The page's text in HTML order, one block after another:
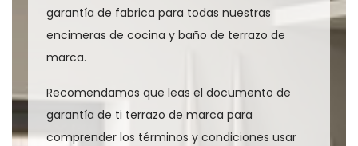
garantía de fabrica para todas nuestras
encimeras de cocina y baño de terrazo de
marca.
Recomendamos que leas el documento de
garantía de ti terrazo de marca para
comprender los términos y condiciones usar